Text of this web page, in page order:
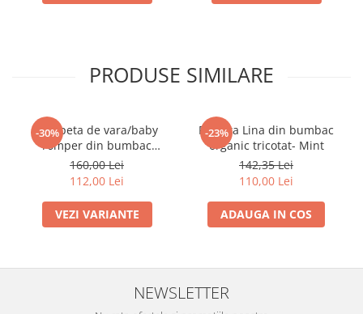
PRODUSE SIMILARE
-30%
Salopeta de vara/baby
romper din bumbac
organic- Iobio Popolini -
Farmer Sand Blue
160,00 Lei
112,00 Lei
VEZI VARIANTE
-23%
Rochita Lina din bumbac
organic tricotat- Mint
142,35 Lei
110,00 Lei
ADAUGA IN COS
NEWSLETTER